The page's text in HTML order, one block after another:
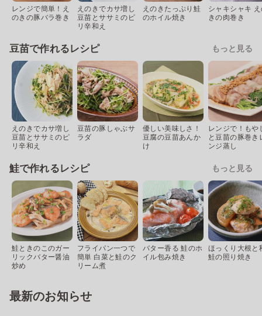
レンジで簡単！え
のきの豚バラ巻き
えのきでカサ増し
豆苗とササミのピ
リ辛和え
えのきたっぷり鮭
のホイル焼き
シャキシャキ
きの肉巻き
豆苗で作れるレシピ もっと見る
えのきでカサ増し
豆苗とササミのピ
リ辛和え
豆苗の豚しゃぶサ
ラダ
優しい美味しさ！
豆腐の豆苗あんか
け
レンジで！もや
と豆苗の豚巻き
ンジ蒸し
鮭で作れるレシピ もっと見る
鮭ときのこのガー
リックバター醤油
炒め
フライパン一つで
簡単 白菜と鮭のク
リーム煮
バター香る 鮭のホ
イル包み焼き
ほっくり大根と
鮭の照り焼き
最新のお知らせ